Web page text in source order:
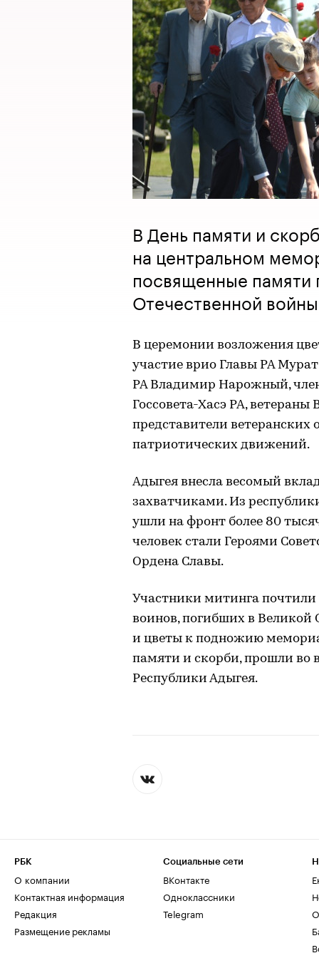
В День памяти и
на центральном
посвященные памяти
Отечественной
В церемонии возложения
участие врио Главы РА
РА Владимир Нарожный,
Госсовета-Хасэ РА,
представители
патриотических движений.
Адыгея внесла весомый
захватчиками. Из
ушли на фронт более 80
человек стали Героями
Ордена Славы.
Участники митинга
воинов, погибших в Великой
и цветы к подножию
памяти и скорби, прошли во
Республики Адыгея.
РБК
О компании
Контактная информация
Редакция
Размещение рекламы
Социальные сети
ВКонтакте
Одноклассники
Telegram